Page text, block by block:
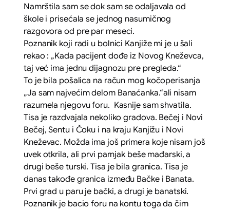
Namrštila sam se dok sam se odaljavala od
škole i prisećala se jednog nasumičnog
razgovora od pre par meseci.
Poznanik koji radi u bolnici Kanjiže mi je u šali
rekao : „Kada pacijent dođe iz Novog Kneževca,
taj već ima jednu dijagnozu pre pregleda.“
To je bila pošalica na račun mog kočoperisanja
„Ja sam najvećim delom Banaćanka.“ali nisam
razumela njegovu foru. Kasnije sam shvatila.
Tisa je razdvajala nekoliko gradova. Bečej i Novi
Bečej, Sentu i Čoku i na kraju Kanjižu i Novi
Kneževac. Možda ima još primera koje nisam još
uvek otkrila, ali prvi parnjak beše mađarski, a
drugi beše turski. Tisa je bila granica. Tisa je
danas takođe granica između Bačke i Banata.
Prvi grad u paru je bački, a drugi je banatski.
Poznanik je bacio foru na kontu toga da čim